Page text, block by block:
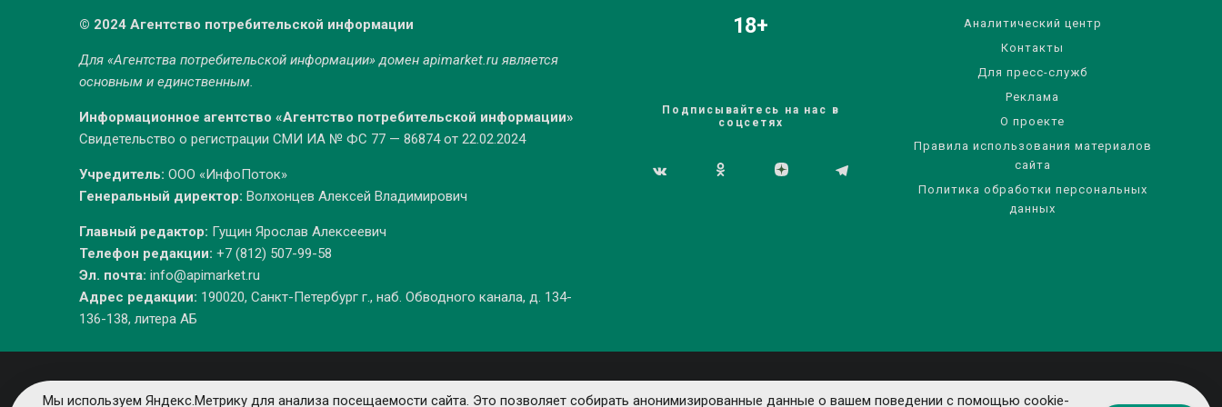
© 2024 Агентство потребительской информации
Для «Агентства потребительской информации» домен apimarket.ruявляется
основным и единственным.
Информационное агентство «Агентство потребительской информации»
Свидетельство о регистрации СМИ ИА № ФС 77 — 86874 от 22.02.2024
Учредитель: ООО «ИнфоПоток»
Генеральный директор: Волхонцев Алексей Владимирович
Главный редактор: Гущин Ярослав Алексеевич
Телефон редакции: +7 (812) 507-99-58
Эл. почта: info@apimarket.ru
Адрес редакции: 190020, Санкт-Петербург г., наб. Обводного канала, д. 134-
136-138, литера АБ
18+
Подписывайтесь на нас в
соцсетях
Аналитический центр
Контакты
Для пресс-служб
Реклама
О проекте
Правила использования материалов
сайта
Политика обработки персональных
данных
Мы используем Яндекс.Метрику для анализа посещаемости сайта. Это позволяет собирать анонимизированные данные о вашем поведении с помощью cookie-